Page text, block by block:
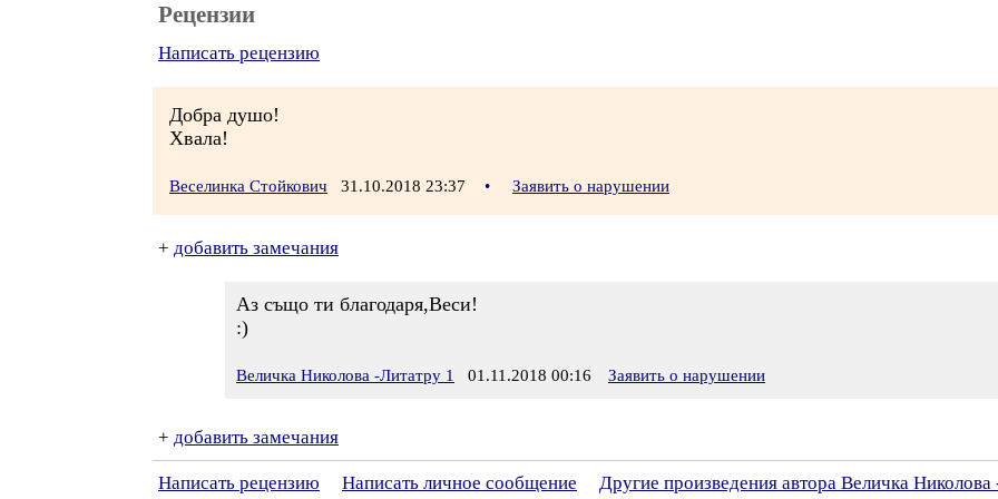
Рецензии
Написать рецензию
Добра душо!
Хвала!
Веселинка Стойкович 31.10.2018 23:37 • Заявить о нарушении
+ добавить замечания
Аз също ти благодаря,Веси!
:)
Величка Николова -Литатру 1 01.11.2018 00:16 Заявить о нарушении
+ добавить замечания
Написать рецензию Написать личное сообщение Другие произведения автора Величка Николова